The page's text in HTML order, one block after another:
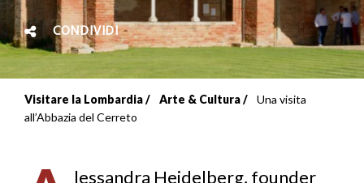
CONDIVIDI
Briciole
Visitare la Lombardia Arte & Cultura
Una visita
all’Abbazia del Cerreto
lessandra Heidelberg, founder